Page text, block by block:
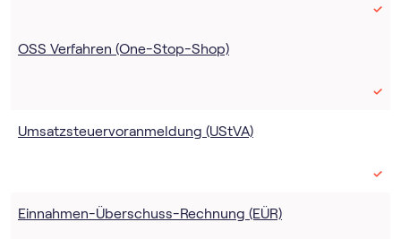
OSS Verfahren (One-Stop-Shop)
Umsatz­steuer­voranmeldung (UStVA)
Einnahmen-Überschuss-Rechnung (EÜR)